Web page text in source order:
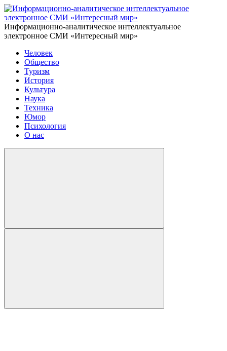
Информационно-аналитическое интеллектуальное
электронное СМИ «Интересный мир»
Человек
Общество
Туризм
История
Культура
Наука
Техника
Юмор
Психология
О нас